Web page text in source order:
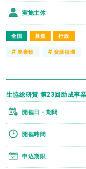
全国 募集 行政
実施主体
#廃棄物 # 資源循環
生協総研賞 第23回助成事
開催日・期間
開催時間
申込期限